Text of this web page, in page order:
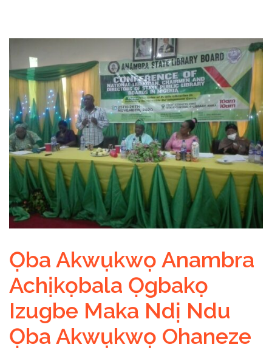
Ọba Akwụkwọ Anambra
Achịkọbala Ọgbakọ
Izugbe Maka Ndị Ndu
Ọba Akwụkwọ Ohaneze